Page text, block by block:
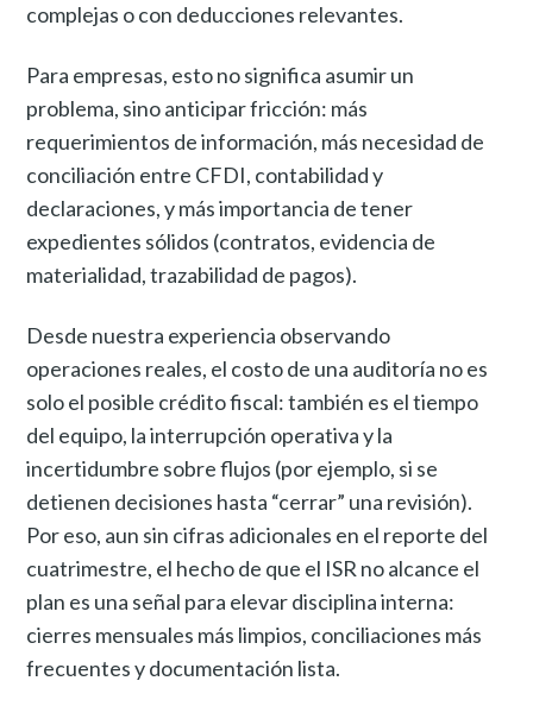
complejas o con deducciones relevantes.
Para empresas, esto no significa asumir un
problema, sino anticipar fricción: más
requerimientos de información, más necesidad de
conciliación entre CFDI, contabilidad y
declaraciones, y más importancia de tener
expedientes sólidos (contratos, evidencia de
materialidad, trazabilidad de pagos).
Desde nuestra experiencia observando
operaciones reales, el costo de una auditoría no es
solo el posible crédito fiscal: también es el tiempo
del equipo, la interrupción operativa y la
incertidumbre sobre flujos (por ejemplo, si se
detienen decisiones hasta “cerrar” una revisión).
Por eso, aun sin cifras adicionales en el reporte del
cuatrimestre, el hecho de que el ISR no alcance el
plan es una señal para elevar disciplina interna:
cierres mensuales más limpios, conciliaciones más
frecuentes y documentación lista.